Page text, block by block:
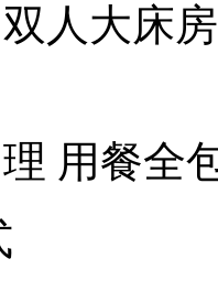
双人大床房
用餐全